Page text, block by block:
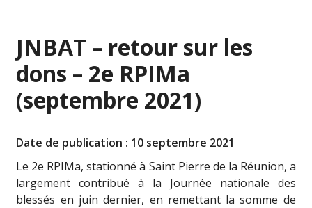
JNBAT – retour sur les
dons – 2e RPIMa
(septembre 2021)
Date de publication : 10 septembre 2021
Le 2e RPIMa, stationné à Saint Pierre de la Réunion, a
largement contribué à la Journée nationale des
blessés en juin dernier, en remettant la somme de